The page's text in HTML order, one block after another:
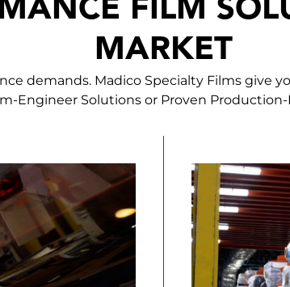
FILM
MARKET
demands. Madico Specialty Films give
Engineer Solutions or Proven Production-